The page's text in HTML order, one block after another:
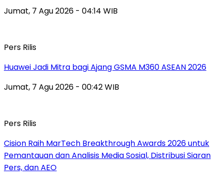
Jumat, 7 Agu 2026 - 04:14 WIB
Pers Rilis
Huawei Jadi Mitra bagi Ajang GSMA M360 ASEAN 2026
Jumat, 7 Agu 2026 - 00:42 WIB
Pers Rilis
Cision Raih MarTech Breakthrough Awards 2026 untuk
Pemantauan dan Analisis Media Sosial, Distribusi Siaran
Pers, dan AEO